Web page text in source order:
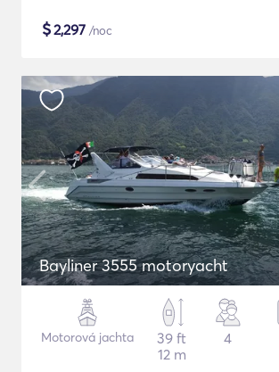
$2,297 /noc
Bayliner 3555 motoryacht
Motorová jachta
39 ft
12 m
4